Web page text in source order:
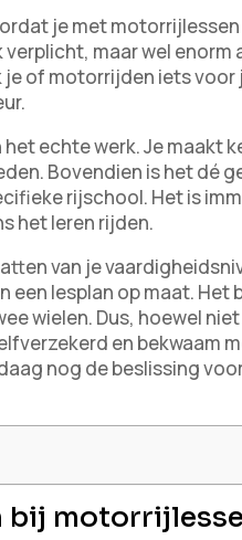
je met
maar wel enorm
of motorrijden iets voor
echte werk. Je maakt
Bovendien is het dé
rijschool. Het is
het leren rijden.
van je
een lesplan op maat. Het
wielen. Dus, hoewel
en bekwaam
nog de beslissing
bij